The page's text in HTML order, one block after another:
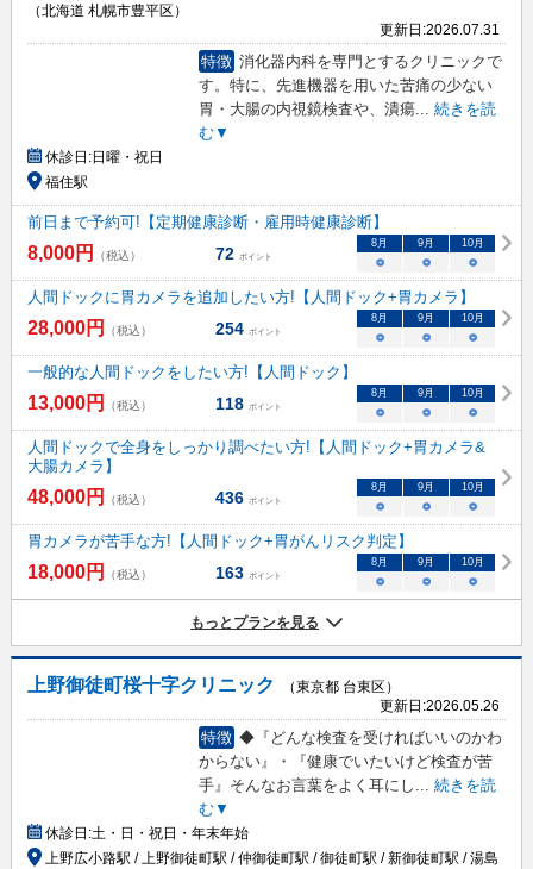
（北海道 札幌市豊平区）
更新日:2026.07.31
特徴 消化器内科を専門とするクリニックで
す。特に、先進機器を用いた苦痛の少ない
胃・大腸の内視鏡検査や、潰瘍...
続きを読
む▼
休診日:日曜・祝日
福住駅
前日まで予約可!【定期健康診断・雇用時健康診断】
8,000円 （税込） 72 ポイント
8 月 9 月 10月
○ ○ ○
人間ドックに胃カメラを追加したい方!【人間ドック+胃カメラ】
28,000円 （税込） 254 ポイント
8 月 9 月 10月
○ ○ ○
一般的な人間ドックをしたい方!【人間ドック】
13,000円 （税込） 118 ポイント
8 月 9 月 10月
○ ○ ○
人間ドックで全身をしっかり調べたい方!【人間ドック+胃カメラ&
大腸カメラ】
48,000円 （税込） 436 ポイント
8 月 9 月 10月
○ ○ ○
胃カメラが苦手な方!【人間ドック+胃がんリスク判定】
18,000円 （税込） 163 ポイント
8 月 9 月 10月
○ ○ ○
もっとプランを見る
上野御徒町桜十字クリニック
（東京都 台東区）
更新日:2026.05.26
特徴 ◆『どんな検査を受ければいいのかわ
からない』・『健康でいたいけど検査が苦
手』そんなお言葉をよく耳にし ... 続きを読
む▼
休診日:土・日・祝日・年末年始
上野広小路駅 / 上野御徒町駅 / 仲御徒町駅 / 御徒町駅 / 新御徒町駅 / 湯島